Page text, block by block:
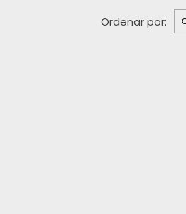
Ordenar por: